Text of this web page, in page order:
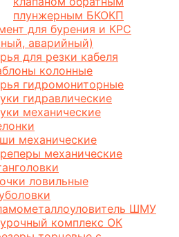
плунжерным БКОКП
для бурения и КРС
аварийный)
для резки кабеля
колонные
гидромониторные
гидравлические
механические
механические
механические
ловильные
ШМУ
комплекс ОК